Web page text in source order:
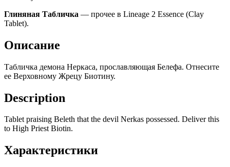
Глиняная Табличка — прочее в Lineage 2 Essence (Clay
Tablet).
Описание
Табличка демона Неркаса, прославляющая Белефа. Отнесите
ее Верховному Жрецу Биотину.
Description
Tablet praising Beleth that the devil Nerkas possessed. Deliver this
to High Priest Biotin.
Характеристики